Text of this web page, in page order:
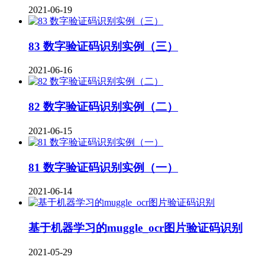
2021-06-19
83 数字验证码识别实例（三）
2021-06-16
82 数字验证码识别实例（二）
2021-06-15
81 数字验证码识别实例（一）
2021-06-14
基于机器学习的muggle_ocr图片验证码识别
2021-05-29